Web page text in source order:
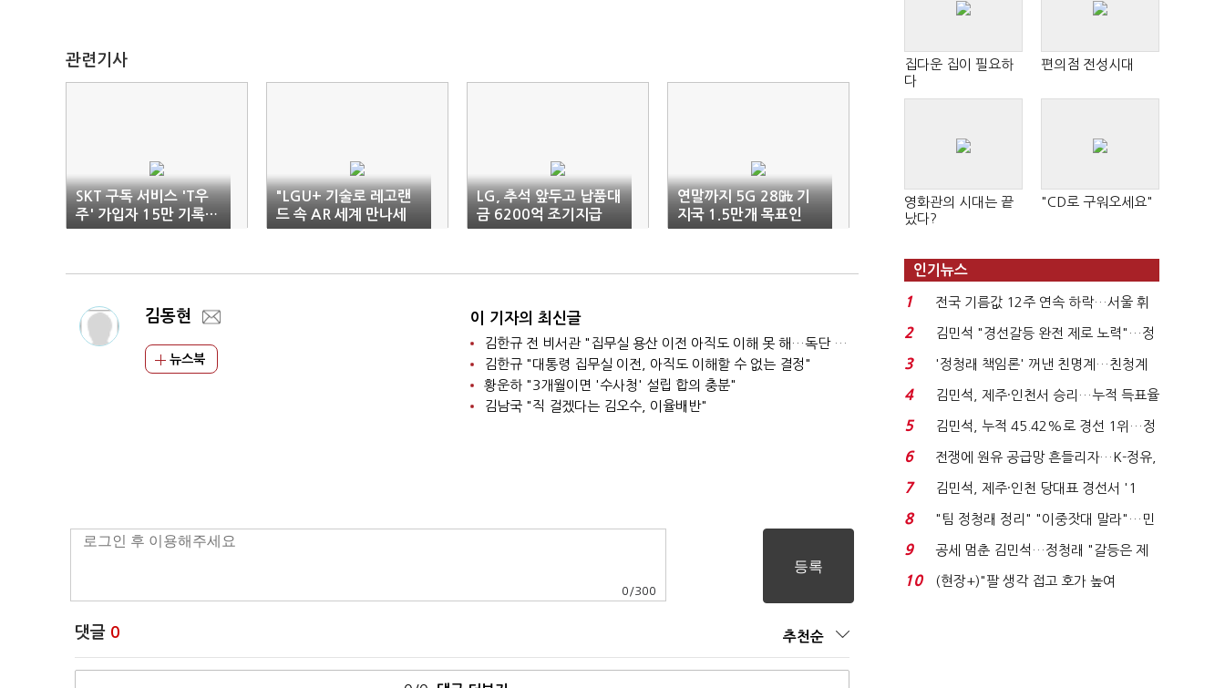
관련기사
SKT 구독 서비스 'T우
주' 가입자 15만 기록…
타 통신사 가입자 30%
"LGU+ 기술로 레고랜
드 속 AR 세계 만나세
요"
LG, 추석 앞두고 납품대
금 6200억 조기지급
연말까지 5G 28㎓ 기
지국 1.5만개 목표인
데…100개씩도 못 채운
김동현
뉴스북
이 기자의 최신글
김한규 전 비서관 "집무실 용산 이전 아직도 이해 못 해…독단 우려"
김한규 "대통령 집무실 이전, 아직도 이해할 수 없는 결정"
황운하 "3개월이면 '수사청' 설립 합의 충분"
김남국 "직 걸겠다는 김오수, 이율배반"
0 /300
댓글 0 추천순
집다운 집이 필요하
다
편의점 전성시대
영화관의 시대는 끝
났다?
"CD로 구워오세요"
인기뉴스
1
전국 기름값 12주 연속 하락…서울 휘
발윳값 1909원...
2
김민석 "경선갈등 완전 제로 노력"…정
청래 "반명 공세 사...
3
'정청래 책임론' 꺼낸 친명계…친청계
는 추가투표 때리기...
4
김민석, 제주·인천서 승리…누적 득표율
'1위 탈환'(종합)...
5
김민석, 누적 45.42%로 경선 1위…정
청래와 격차 0.86%p(...
6
전쟁에 원유 공급망 흔들리자…K-정유,
에너지안보 핵심...
7
김민석, 제주·인천 당대표 경선서 '1
위'(1보)...
8
"팀 정청래 정리" "이중잣대 말라"…민
주 최고위원 계파 다...
9
공세 멈춘 김민석…정청래 "갈등은 제
가 수습"
10
(현장+)"팔 생각 접고 호가 높여